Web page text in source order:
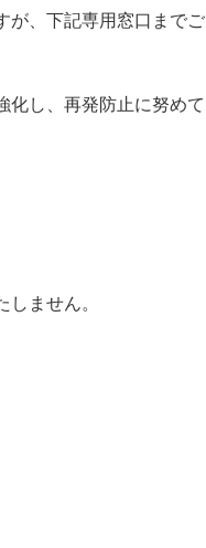
が、下記専用窓口までご
し、再発防止に努めて
ません。